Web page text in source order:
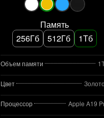
Память
256Гб
512Гб 1Тб
Объем памяти
Цвет
Процессор Apple A19